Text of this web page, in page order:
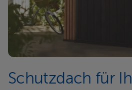
Schutzdach für